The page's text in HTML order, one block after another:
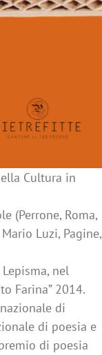
Cultura in
(Perrone, Roma,
Luzi, Pagine,
nel
Farina” 2014.
di
di poesia e
di poesia